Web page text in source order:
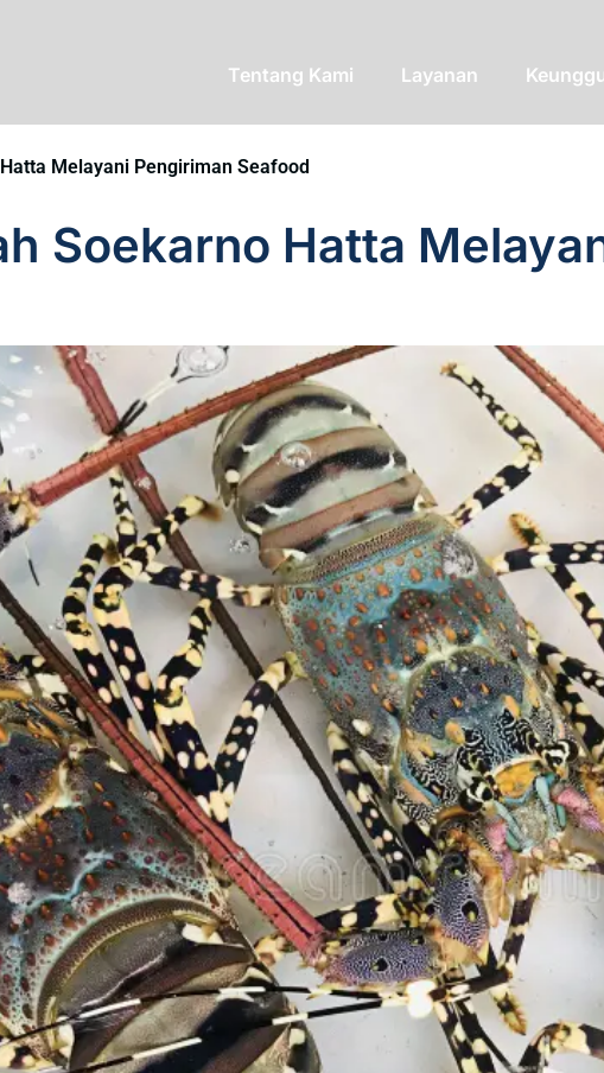
Tentang Kami Layanan
Melayani Pengiriman Seafood
Soekarno Hatta